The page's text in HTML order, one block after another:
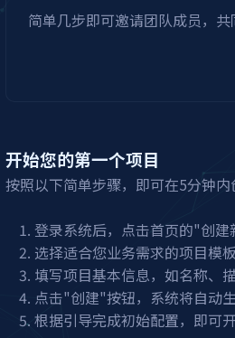
简单几步即可邀请团队成员，
开始您的第一个项目
按照以下简单步骤，即可在5分钟内
登录系统后，点击首页的"创
选择适合您业务需求的项目模板
填写项目基本信息，如名称、
点击"创建"按钮，系统将自动
根据引导完成初始配置，即可